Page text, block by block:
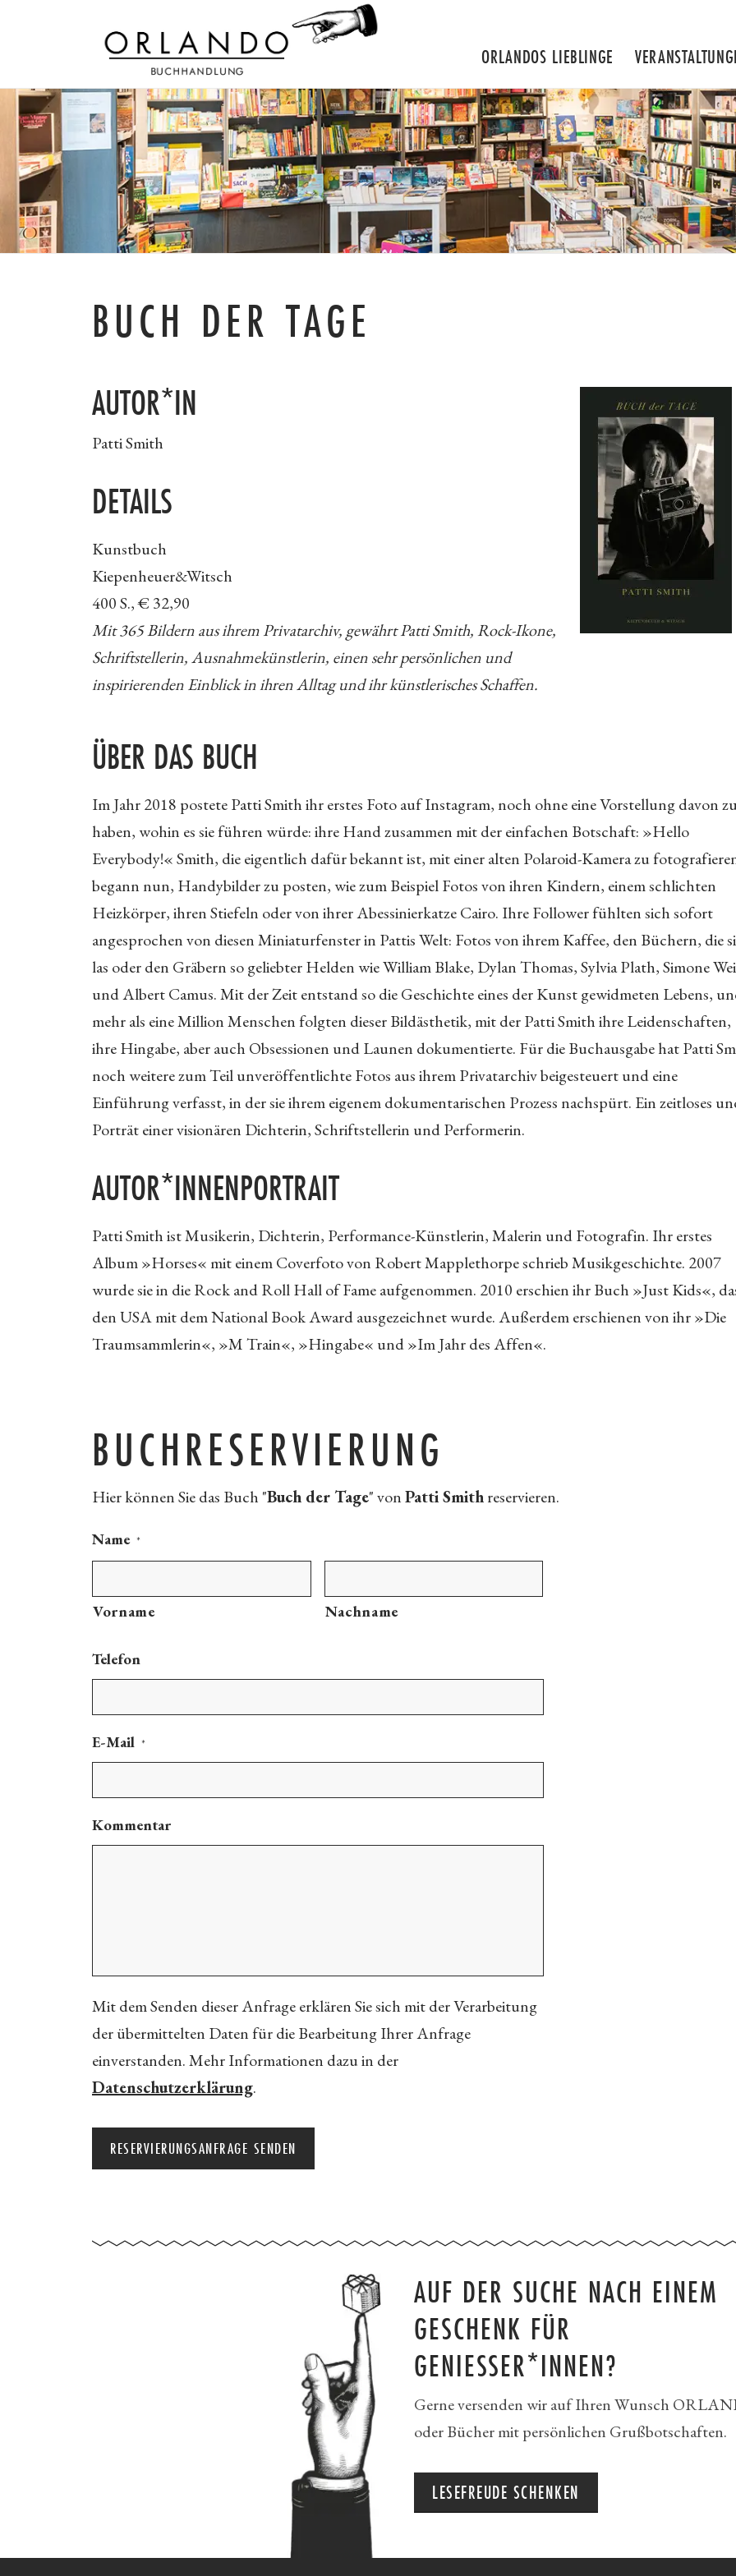
ORLANDOS LIEBLINGE
BUCH DER TAGE
AUTOR*IN
Patti Smith
DETAILS
Kunstbuch
Kiepenheuer&Witsch
400 S., € 32,90
Mit 365 Bildern aus ihrem Privatarchiv, gewährt Patti Smith, Rock-Ikone,
Schriftstellerin, Ausnahmekünstlerin, einen sehr persönlichen und
inspirierenden Einblick in ihren Alltag und ihr künstlerisches Schaffen.
ÜBER DAS BUCH
Im Jahr 2018 postete Patti Smith ihr erstes Foto auf Instagram, noch ohne eine Vorstellung davon
haben, wohin es sie führen würde: ihre Hand zusammen mit der einfachen Botschaft: »Hello
Everybody!« Smith, die eigentlich dafür bekannt ist, mit einer alten Polaroid-Kamera zu
begann nun, Handybilder zu posten, wie zum Beispiel Fotos von ihren Kindern, einem schlichten
Heizkörper, ihren Stiefeln oder von ihrer Abessinierkatze Cairo. Ihre Follower fühlten sich sofort
angesprochen von diesen Miniaturfenster in Pattis Welt: Fotos von ihrem Kaffee, den Büchern, die
las oder den Gräbern so geliebter Helden wie William Blake, Dylan Thomas, Sylvia Plath, Simone
und Albert Camus. Mit der Zeit entstand so die Geschichte eines der Kunst gewidmeten Lebens,
mehr als eine Million Menschen folgten dieser Bildästhetik, mit der Patti Smith ihre Leidenschaften,
ihre Hingabe, aber auch Obsessionen und Launen dokumentierte. Für die Buchausgabe hat Patti
noch weitere zum Teil unveröffentlichte Fotos aus ihrem Privatarchiv beigesteuert und eine
Einführung verfasst, in der sie ihrem eigenem dokumentarischen Prozess nachspürt. Ein zeitloses
Porträt einer visionären Dichterin, Schriftstellerin und Performerin.
AUTOR*INNENPORTRAIT
Patti Smith ist Musikerin, Dichterin, Performance-Künstlerin, Malerin und Fotografin. Ihr erstes
Album »Horses« mit einem Coverfoto von Robert Mapplethorpe schrieb Musikgeschichte. 2007
wurde sie in die Rock and Roll Hall of Fame aufgenommen. 2010 erschien ihr Buch »Just Kids«,
den USA mit dem National Book Award ausgezeichnet wurde. Außerdem erschienen von ihr »Die
Traumsammlerin«, »M Train«, »Hingabe« und »Im Jahr des Affen«.
BUCHRESERVIERUNG
Hier können Sie das Buch "Buch der Tage" vonPatti Smithreservieren.
Name *
Vorname Nachname
Telefon
E-Mail *
Kommentar
Mit dem Senden dieser Anfrage erklären Sie sich mit der Verarbeitung
der übermittelten Daten für die Bearbeitung Ihrer Anfrage
einverstanden. Mehr Informationen dazu in der
Datenschutzerklärung.
AUF DER SUCHE NACH EINEM
GESCHENK FÜR
GENIESSER*INNEN?
Gerne versenden wir auf Ihren Wunsch
oder Bücher mit persönlichen Grußbotschaften.
LESEFREUDE SCHENKEN